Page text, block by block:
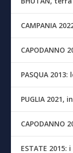
CAMPANIA
CAPODANNO
PASQUA
PUGLIA 2021,
CAPODANNO
ESTATE